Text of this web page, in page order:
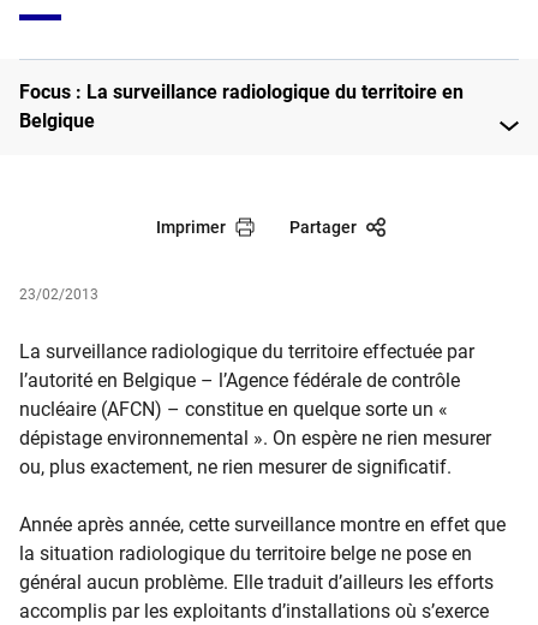
Focus : La surveillance radiologique du territoire en
Belgique
Imprimer Partager
23/02/2013
La surveillance radiologique du territoire effectuée par
l’autorité en Belgique – l’Agence fédérale de contrôle
nucléaire (AFCN) – constitue en quelque sorte un «
dépistage environnemental ». On espère ne rien mesurer
ou, plus exactement, ne rien mesurer de significatif.
Année après année, cette surveillance montre en effet que
la situation radiologique du territoire belge ne pose en
général aucun problème. Elle traduit d’ailleurs les efforts
accomplis par les exploitants d’installations où s’exerce